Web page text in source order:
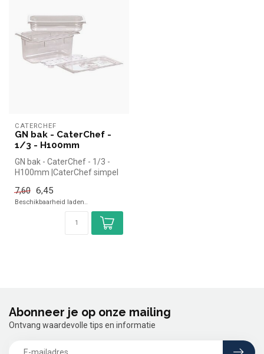
CATERCHEF
GN bak - CaterChef -
1/3 - H100mm
GN bak - CaterChef - 1/3 -
H100mm |CaterChef simpel
7,60 6,45
Beschikbaarheid laden..
Abonneer je op onze mailing
Ontvang waardevolle tips en informatie